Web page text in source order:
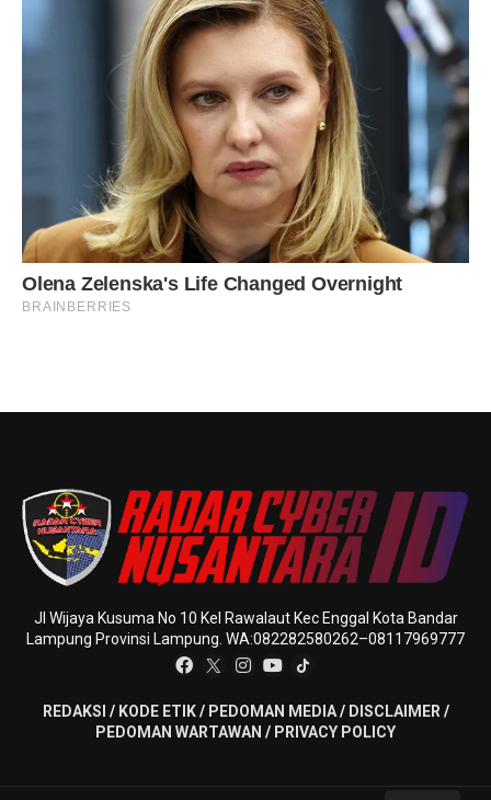
Jl Wijaya Kusuma No 10 Kel Rawalaut Kec Enggal Kota Bandar
Lampung Provinsi Lampung. WA:082282580262–08117969777
REDAKSI / KODE ETIK/ PEDOMAN MEDIA/ DISCLAIMER /
PEDOMAN WARTAWAN / PRIVACY POLICY